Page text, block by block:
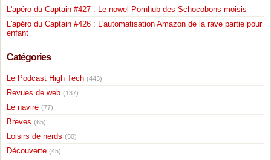
L'apéro du Captain #427 : Le nowel Pornhub des Schocobons moisis
L'apéro du Captain #426 : L'automatisation Amazon de la rave partie pour
enfant
Catégories
Le Podcast High Tech (443)
Revues de web (137)
Le navire (77)
Breves (65)
Loisirs de nerds (50)
Découverte (45)